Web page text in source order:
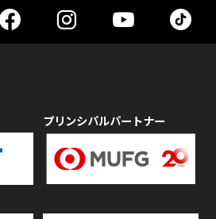
プリンシパルパートナー